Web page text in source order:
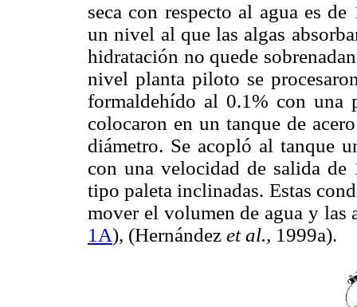
seca con respecto al agua es
un nivel al que las algas
hidratación no quede
nivel planta piloto se
formaldehído al 0.1% con una
colocaron en un tanque de
diámetro. Se acopló al tanque
con una velocidad de salida de
tipo paleta inclinadas. Estas
mover el volumen de agua y las
1A), (Hernández et al., 1999a).